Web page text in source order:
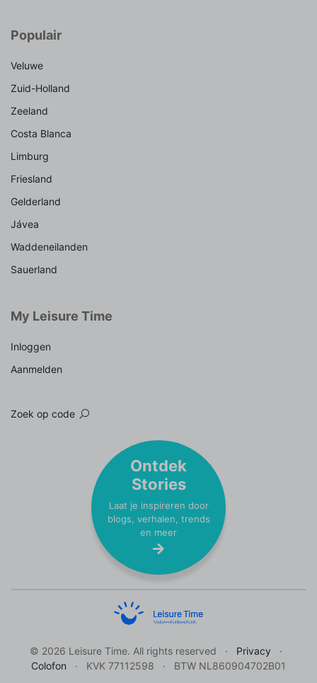
Populair
Veluwe
Zuid-Holland
Zeeland
Costa Blanca
Limburg
Friesland
Gelderland
Jávea
Waddeneilanden
Sauerland
My Leisure Time
Inloggen
Aanmelden
Zoek op code
Ontdek
Stories
Laat je inspireren door
blogs, verhalen, trends
en meer
© 2026 Leisure Time. All rights reserved
Privacy
Colofon
KVK 77112598 BTW NL860904702B01